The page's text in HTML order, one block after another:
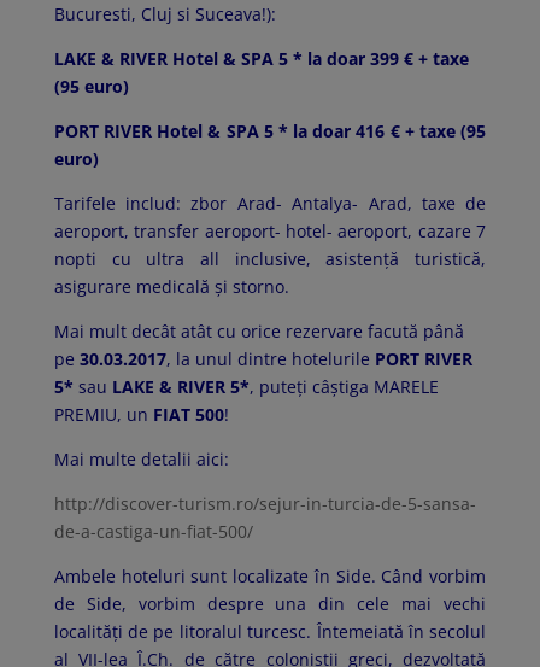
Bucuresti, Cluj si Suceava!):
LAKE & RIVER Hotel & SPA 5 * la doar 399 € + taxe
(95 euro)
PORT RIVER Hotel & SPA 5 * la doar 416 € + taxe (95
euro)
Tarifele includ: zbor Arad- Antalya- Arad, taxe de
aeroport, transfer aeroport- hotel- aeroport, cazare 7
nopti cu ultra all inclusive, asistenţă turistică,
asigurare medicală şi storno.
Mai mult decât atât cu orice rezervare facută până
pe 30.03.2017, la unul dintre hotelurile PORT RIVER
5* sau LAKE & RIVER 5*, puteţi câştiga MARELE
PREMIU, un FIAT 500!
Mai multe detalii aici:
http://discover-turism.ro/sejur-in-turcia-de-5-sansa-
de-a-castiga-un-fiat-500/
Ambele hoteluri sunt localizate în Side. Când vorbim
de Side, vorbim despre una din cele mai vechi
localităţi de pe litoralul turcesc. Întemeiată în secolul
al VII-lea Î.Ch. de către coloniştii greci, dezvoltată